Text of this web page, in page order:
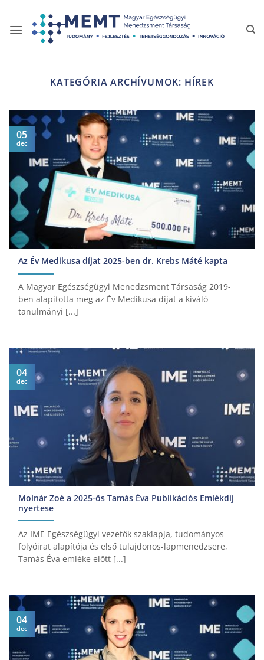
content
KATEGÓRIA ARCHÍVUMOK: HÍREK
Az Év Medikusa díjat 2025-ben dr. Krebs Máté kapta
A Magyar Egészségügyi Menedzsment Társaság 2019-
ben alapította meg az Év Medikusa díjat a kiváló
tanulmányi [...]
05
dec
Molnár Zoé a 2025-ös Tamás Éva Publikációs Emlékdíj
nyertese
Az IME Egészségügyi vezetők szaklapja, tudományos
folyóirat alapítója és első tulajdonos-lapmenedzsere,
Tamás Éva emléke előtt [...]
04
dec
04
dec